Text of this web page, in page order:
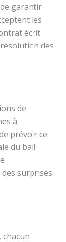
garantir
les
écrit
des
de
à
prévoir ce
du bail.
surprises
chacun